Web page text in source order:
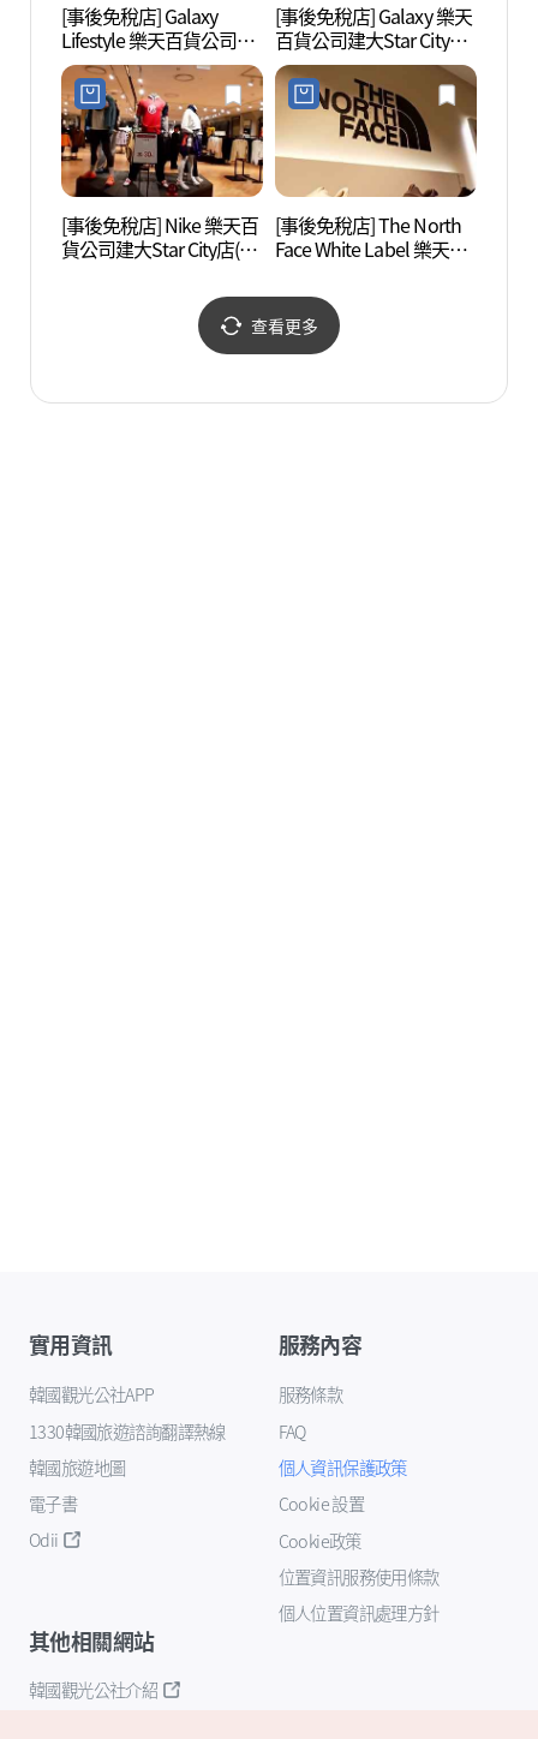
[事後免稅店] Galaxy
Lifestyle 樂天百貨公司建
大Star City店(갤럭시라이
프스타일 롯데백화점 건
대스타시티점)
[事後免稅店] Galaxy 樂天
百貨公司建大Star City店
(갤럭시 롯데백화점 건대
스타시티점)
[事後免稅店] Nike 樂天百
貨公司建大Star City店(나
[事後免稅店] The North
Face White Label 樂天百
스페이스화이트라벨 롯
데백화점 건대스타시티
점)
查看更多
實用資訊
韓國觀光公社APP
1330韓國旅遊諮詢翻譯熱線
韓國旅遊地圖
電子書
Odii
服務內容
服務條款
FAQ
個人資訊保護政策
Cookie 設置
Cookie政策
位置資訊服務使用條款
個人位置資訊處理方針
其他相關網站
韓國觀光公社介紹